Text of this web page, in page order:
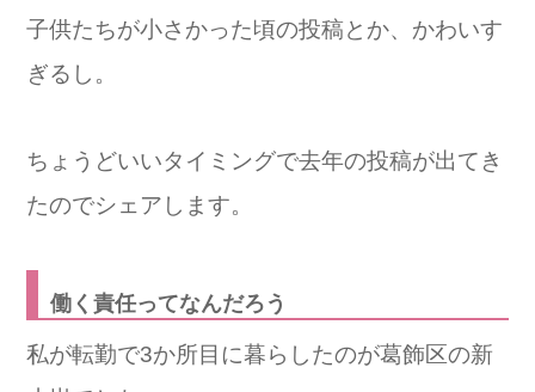
子供たちが小さかった頃の投稿とか、かわいす
ぎるし。
ちょうどいいタイミングで去年の投稿が出てき
たのでシェアします。
働く責任ってなんだろう
私が転勤で3か所目に暮らしたのが葛飾区の新